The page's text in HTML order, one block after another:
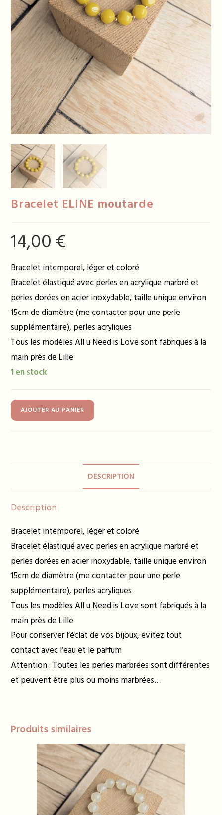
Bracelet ELINE moutarde
14,00 €
Bracelet intemporel, léger et coloré
Bracelet élastiqué avec perles en acrylique marbré et
perles dorées en acier inoxydable, taille unique environ
15cm de diamètre (me contacter pour une perle
supplémentaire), perles acryliques
Tous les modèles All u Need is Love sont fabriqués à la
main près de Lille
1 en stock
quantité
de
AJOUTER AU PANIER
DESCRIPTION
Description
Bracelet intemporel, léger et coloré
Bracelet élastiqué avec perles en acrylique marbré et
perles dorées en acier inoxydable, taille unique environ
15cm de diamètre (me contacter pour une perle
supplémentaire), perles acryliques
Tous les modèles All u Need is Love sont fabriqués à la
main près de Lille
Pour conserver l’éclat de vos bijoux, évitez tout
contact avec l’eau et le parfum
Attention : Toutes les perles marbrées sont différentes
et peuvent être plus ou moins marbrées…
Produits similaires